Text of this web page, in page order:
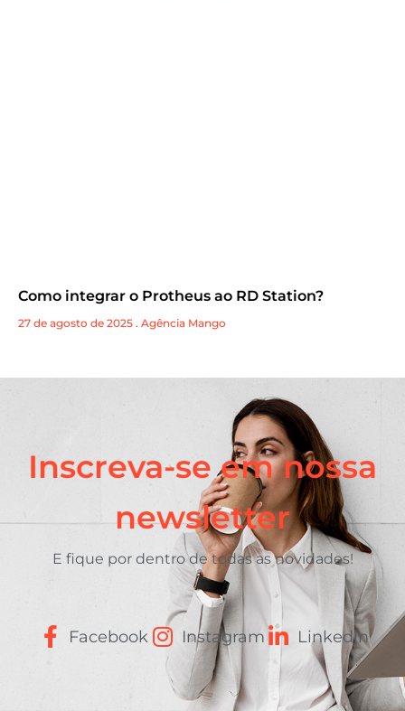
Como integrar o Protheus ao RD Station?
27 de agosto de 2025 . Agência Mango
Inscreva-se em nossa
newsletter
E fique por dentro de todas as novidades!
Facebook Instagram Linkedin